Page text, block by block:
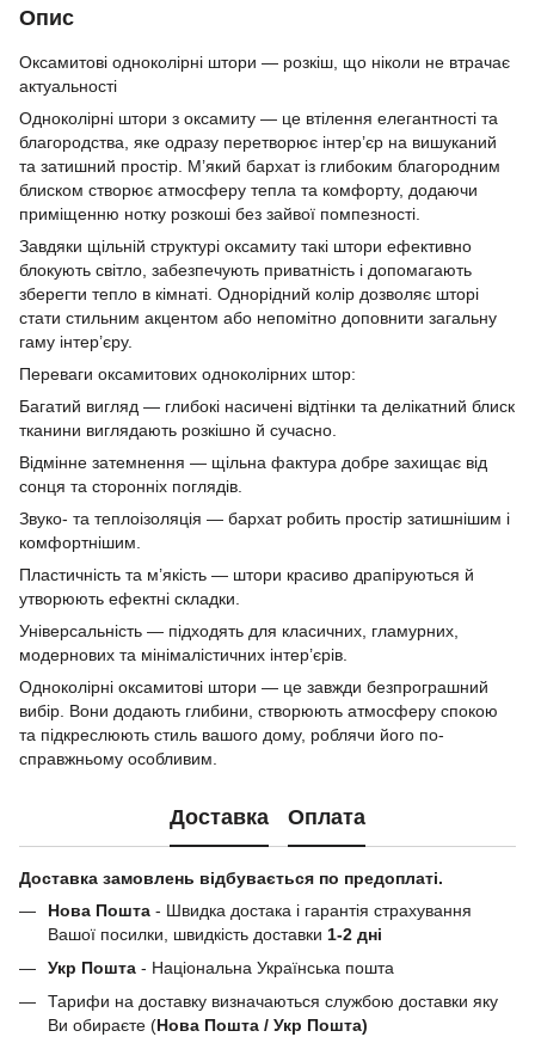
Опис
Оксамитові одноколірні штори — розкіш, що ніколи не втрачає
актуальності
Одноколірні штори з оксамиту — це втілення елегантності та
благородства, яке одразу перетворює інтер’єр на вишуканий
та затишний простір. М’який бархат із глибоким благородним
блиском створює атмосферу тепла та комфорту, додаючи
приміщенню нотку розкоші без зайвої помпезності.
Завдяки щільній структурі оксамиту такі штори ефективно
блокують світло, забезпечують приватність і допомагають
зберегти тепло в кімнаті. Однорідний колір дозволяє шторі
стати стильним акцентом або непомітно доповнити загальну
гаму інтер’єру.
Переваги оксамитових одноколірних штор:
Багатий вигляд — глибокі насичені відтінки та делікатний блиск
тканини виглядають розкішно й сучасно.
Відмінне затемнення — щільна фактура добре захищає від
сонця та сторонніх поглядів.
Звуко- та теплоізоляція — бархат робить простір затишнішим і
комфортнішим.
Пластичність та м’якість — штори красиво драпіруються й
утворюють ефектні складки.
Універсальність — підходять для класичних, гламурних,
модернових та мінімалістичних інтер’єрів.
Одноколірні оксамитові штори — це завжди безпрограшний
вибір. Вони додають глибини, створюють атмосферу спокою
та підкреслюють стиль вашого дому, роблячи його по-
справжньому особливим.
Доставка Оплата
Доставка замовлень відбувається по предоплаті.
Нова Пошта - Швидка достака і гарантія страхування
Вашої посилки, швидкість доставки 1-2 дні
Укр Пошта - Національна Українська пошта
Тарифи на доставку визначаються службою доставки яку
Ви обираєте (Нова Пошта / Укр Пошта)